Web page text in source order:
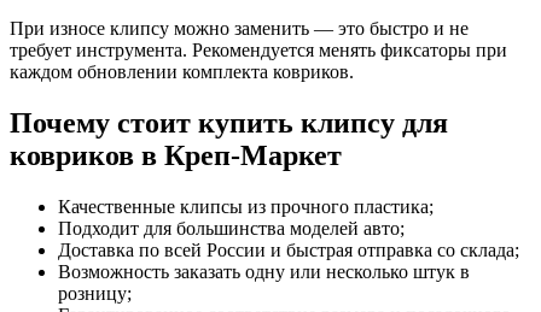
При износе клипсу можно заменить — это быстро и не
требует инструмента. Рекомендуется менять фиксаторы при
каждом обновлении комплекта ковриков.
Почему стоит купить клипсу для
ковриков в Креп-Маркет
Качественные клипсы из прочного пластика;
Подходит для большинства моделей авто;
Доставка по всей России и быстрая отправка со склада;
Возможность заказать одну или несколько штук в
розницу;